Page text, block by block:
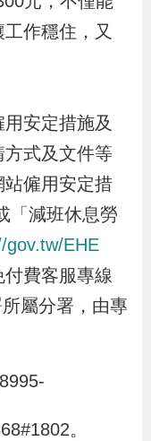
作穩住，又
安定措施及
式及文件等
僱用安定措
「減班休息勞
gov.tw/EHE
費客服專線
屬分署，由專
。